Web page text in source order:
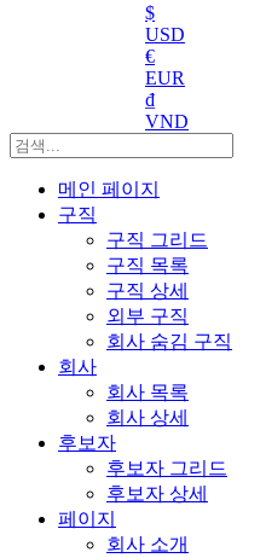
$
USD
€
EUR
₫
VND
메인 페이지
구직
구직 그리드
구직 목록
구직 상세
외부 구직
회사 숨김 구직
회사
회사 목록
회사 상세
후보자
후보자 그리드
후보자 상세
페이지
회사 소개